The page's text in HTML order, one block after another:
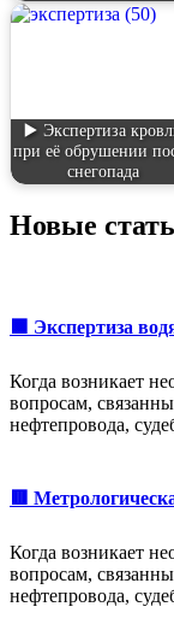
▶️ Экспертиза
при её обрушении
снегопада
Новые
🟩 Экспертиза
Когда возникает
вопросам,
нефтепровода,
🟥
Когда возникает
вопросам,
нефтепровода,